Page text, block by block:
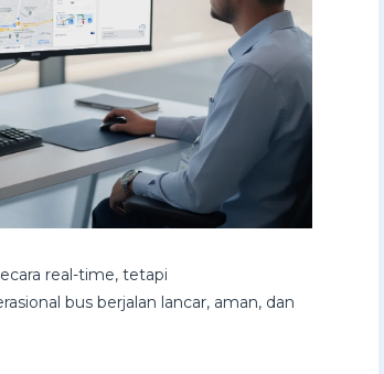
real-time, tetapi
bus berjalan lancar, aman, dan